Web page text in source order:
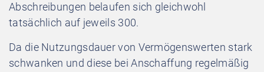
Abschreibungen belaufen sich gleichwohl
tatsächlich auf jeweils 300.
Da die Nutzungsdauer von Vermögenswerten stark
schwanken und diese bei Anschaffung regelmäßig